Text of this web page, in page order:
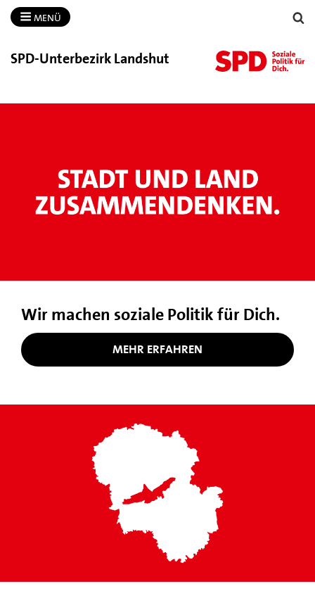
MENÜ
SPD-​Unterbezirk Landshut
Wir machen soziale Politik für Dich.
MEHR ERFAHREN